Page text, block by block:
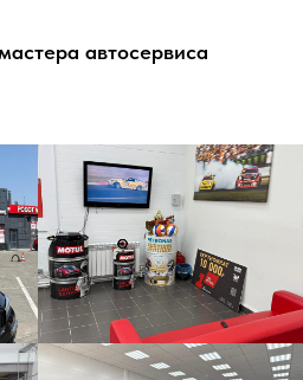
автосервиса